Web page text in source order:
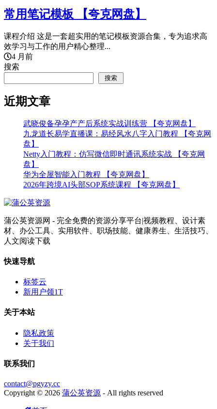
常用笔记模板 【夸克网盘】
课程介绍 这是一套超实用的笔记模板资源合集，专为追求高
效学习与工作的用户精心整理...
4 月前
搜索
搜索
近期文章
武晓俊备孕孕产产后系统实战训练营 【夸克网盘】
九龙道长易学直播课：易经风水八字入门教程 【夸克网
盘】
Netty入门教程：仿写微信即时通讯系统实战 【夸克网
盘】
华为全屋智能入门教程 【夸克网盘】
2026年跨境AI头部SOP系统课程 【夸克网盘】
蒲公英资源网 - 完全免费的资源分享平台|视频教程、设计素
材、办公工具、实用软件、职场技能、健康养生、生活技巧、
人文阅读下载
快速导航
标签云
新用户领1T
关于本站
隐私政策
关于我们
联系我们
contact@pgyzy.cc
Copyright © 2026 蒲公英资源 - All rights reserved